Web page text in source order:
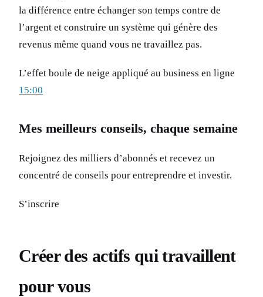
la différence entre échanger son temps contre de
l’argent et construire un système qui génère des
revenus même quand vous ne travaillez pas.
L’effet boule de neige appliqué au business en ligne
15:00
Mes meilleurs conseils, chaque semaine
Rejoignez des milliers d’abonnés et recevez un
concentré de conseils pour entreprendre et investir.
S’inscrire
Créer des actifs qui travaillent
pour vous